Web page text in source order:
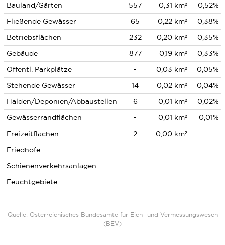
Bauland/Gärten 557 0,31 km²
0,52%
Fließende Gewässer
65 0,22 km²
0,38%
Betriebsflächen
232 0,20 km²
0,35%
Gebäude
877 0,19 km²
0,33%
Öffentl. Parkplätze
- 0,03 km²
0,05%
Stehende Gewässer
14 0,02 km²
0,04%
Halden/Deponien/Abbaustellen
6 0,01 km²
0,02%
Gewässerrandflächen
- 0,01 km²
0,01%
Freizeitflächen
2 0,00 km²
-
Friedhöfe
- -
-
Schienenverkehrsanlagen
- -
-
Feuchtgebiete
- - -
Quelle: Österreichisches Bundesamte für Eich- und Vermessungswesen
(BEV)